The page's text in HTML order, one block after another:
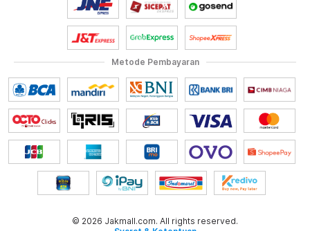
Metode Pembayaran
© 2026 Jakmall.com. All rights reserved.